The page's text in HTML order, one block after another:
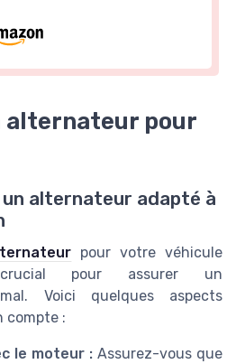
alternateur pour
alternateur adapté à
pour votre véhicule
pour assurer un
Voici quelques aspects
compte :
le moteur : Assurez-vous que